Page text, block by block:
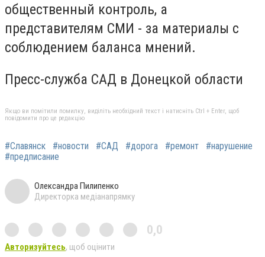
общественный контроль, а
представителям СМИ - за материалы с
соблюдением баланса мнений.
Пресс-служба САД в Донецкой области
Якщо ви помітили помилку, виділіть необхідний текст і натисніть Ctrl + Enter, щоб
повідомити про це редакцію
#Славянск #новости #САД #дорога #ремонт
#нарушение
#предписание
Олександра Пилипенко
Директорка медіанапрямку
0,0
Авторизуйтесь, щоб оцінити